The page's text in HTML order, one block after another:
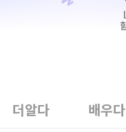
더알다 배우다